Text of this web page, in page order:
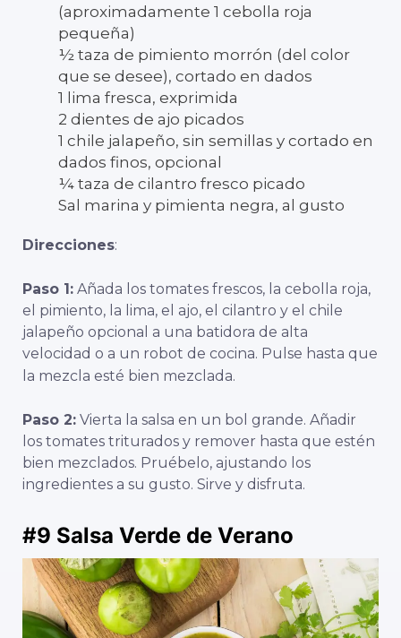
(aproximadamente 1 cebolla roja
pequeña)
½ taza de pimiento morrón (del color
que se desee), cortado en dados
1 lima fresca, exprimida
2 dientes de ajo picados
1 chile jalapeño, sin semillas y cortado en
dados finos, opcional
¼ taza de cilantro fresco picado
Sal marina y pimienta negra, al gusto
Direcciones:
Paso 1: Añada los tomates frescos, la cebolla roja,
el pimiento, la lima, el ajo, el cilantro y el chile
jalapeño opcional a una batidora de alta
velocidad o a un robot de cocina. Pulse hasta que
la mezcla esté bien mezclada.
Paso 2: Vierta la salsa en un bol grande. Añadir
los tomates triturados y remover hasta que estén
bien mezclados. Pruébelo, ajustando los
ingredientes a su gusto. Sirve y disfruta.
#9 Salsa Verde de Verano